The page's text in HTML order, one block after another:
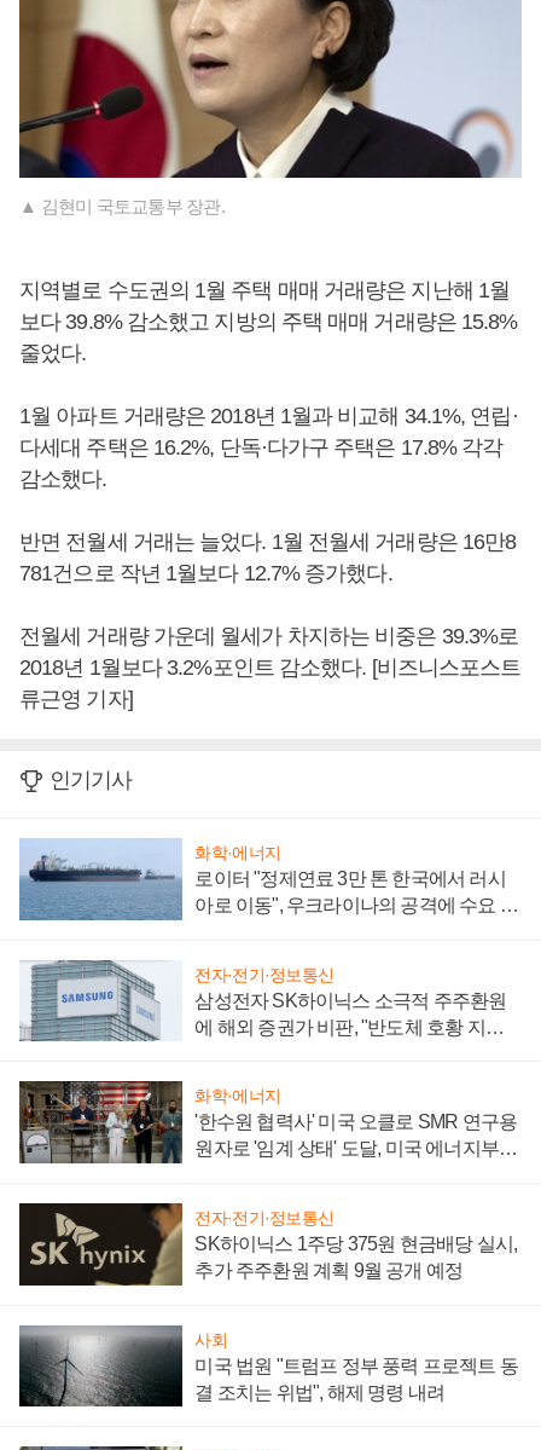
▲ 김현미 국토교통부 장관.
지역별로 수도권의 1월 주택 매매 거래량은 지난해 1월
보다 39.8% 감소했고 지방의 주택 매매 거래량은 15.8%
줄었다.
1월 아파트 거래량은 2018년 1월과 비교해 34.1%, 연립·
다세대 주택은 16.2%, 단독·다가구 주택은 17.8% 각각
감소했다.
반면 전월세 거래는 늘었다. 1월 전월세 거래량은 16만8
781건으로 작년 1월보다 12.7% 증가했다.
전월세 거래량 가운데 월세가 차지하는 비중은 39.3%로
2018년 1월보다 3.2%포인트 감소했다. [비즈니스포스트
류근영 기자]
인기기사
화학·에너지
로이터 "정제연료 3만 톤 한국에서 러시
아로 이동", 우크라이나의 공격에 수요 늘
전자·전기·정보통신
삼성전자 SK하이닉스 소극적 주주환원
에 해외 증권가 비판, "반도체 호황 지속
화학·에너지
'한수원 협력사' 미국 오클로 SMR 연구용
원자로 '임계 상태' 도달, 미국 에너지부
전자·전기·정보통신
SK하이닉스 1주당 375원 현금배당 실시,
추가 주주환원 계획 9월 공개 예정
사회
미국 법원 "트럼프 정부 풍력 프로젝트 동
결 조치는 위법", 해제 명령 내려